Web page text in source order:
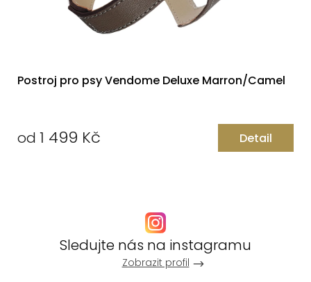
Postroj pro psy Vendome Deluxe Marron/Camel
od 1 499 Kč Detail
Sledujte nás na instagramu
Zobrazit profil